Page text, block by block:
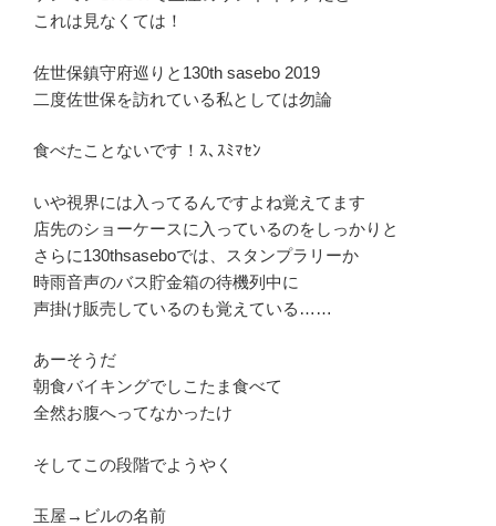
これは見なくては！
佐世保鎮守府巡りと130th sasebo 2019
二度佐世保を訪れている私としては勿論
食べたことないです！ｽ､ｽﾐﾏｾﾝ
いや視界には入ってるんですよね覚えてます
店先のショーケースに入っているのをしっかりと
さらに130thsaseboでは、スタンプラリーか
時雨音声のバス貯金箱の待機列中に
声掛け販売しているのも覚えている……
あーそうだ
朝食バイキングでしこたま食べて
全然お腹へってなかったけ
そしてこの段階でようやく
玉屋→ビルの名前